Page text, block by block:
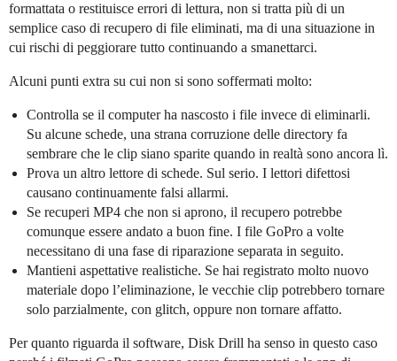
formattata o restituisce errori di lettura, non si tratta più di un
semplice caso di recupero di file eliminati, ma di una situazione in
cui rischi di peggiorare tutto continuando a smanettarci.
Alcuni punti extra su cui non si sono soffermati molto:
Controlla se il computer ha nascosto i file invece di eliminarli.
Su alcune schede, una strana corruzione delle directory fa
sembrare che le clip siano sparite quando in realtà sono ancora lì.
Prova un altro lettore di schede. Sul serio. I lettori difettosi
causano continuamente falsi allarmi.
Se recuperi MP4 che non si aprono, il recupero potrebbe
comunque essere andato a buon fine. I file GoPro a volte
necessitano di una fase di riparazione separata in seguito.
Mantieni aspettative realistiche. Se hai registrato molto nuovo
materiale dopo l’eliminazione, le vecchie clip potrebbero tornare
solo parzialmente, con glitch, oppure non tornare affatto.
Per quanto riguarda il software, Disk Drill ha senso in questo caso